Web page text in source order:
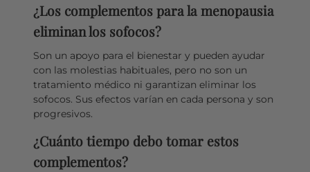
¿Los complementos para la menopausia
eliminan los sofocos?
Son un apoyo para el bienestar y pueden ayudar
con las molestias habituales, pero no son un
tratamiento médico ni garantizan eliminar los
sofocos. Sus efectos varían en cada persona y son
progresivos.
¿Cuánto tiempo debo tomar estos
complementos?